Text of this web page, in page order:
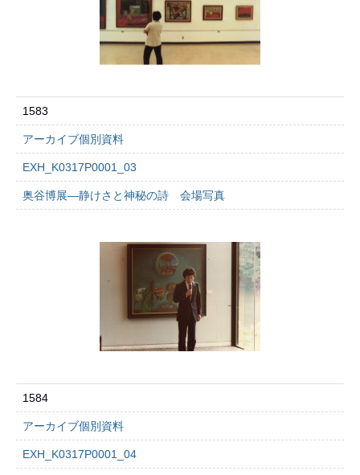
1583
アーカイブ個別資料
EXH_K0317P0001_03
奥谷博展―静けさと神秘の詩 会場写真
1584
アーカイブ個別資料
EXH_K0317P0001_04